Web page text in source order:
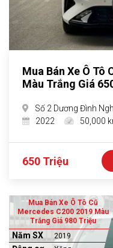
Mua Bán Xe Ô Tô
Màu Trắng Giá
Số 2 Dương Đình
2022
50,000
650 Triệu
Mua Bán Xe Ô Tô Cũ
Mercedes C200 2019 Màu
Trắng Giá 980 Triệu
Năm SX 2019